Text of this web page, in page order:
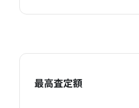
最高査定額